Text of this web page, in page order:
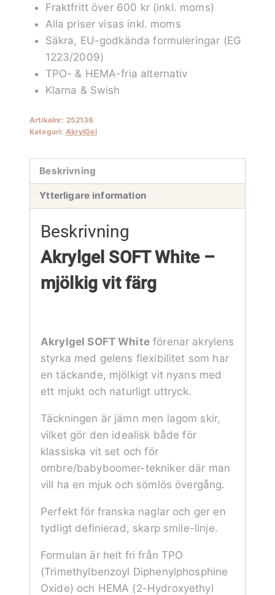
mängd
Fraktfritt över 600 kr (inkl. moms)
Alla priser visas inkl. moms
Säkra, EU-godkända formuleringar (EG
1223/2009)
TPO- & HEMA-fria alternativ
Klarna & Swish
Artikelnr: 252136
Kategori: AkrylGel
Beskrivning
Ytterligare information
Beskrivning
Akrylgel SOFT White –
mjölkig vit färg
Akrylgel SOFT Whiteförenar akrylens
styrka med gelens flexibilitet som har
en täckande, mjölkigt vit nyans med
ett mjukt och naturligt uttryck.
Täckningen är jämn men lagom skir,
vilket gör den idealisk både för
klassiska vit set och för
ombre/babyboomer-tekniker där man
vill ha en mjuk och sömlös övergång.
Perfekt för franska naglar och ger en
tydligt definierad, skarp smile-linje.
Formulan är helt fri från TPO
(Trimethylbenzoyl Diphenylphosphine
Oxide) och HEMA (2-Hydroxyethyl